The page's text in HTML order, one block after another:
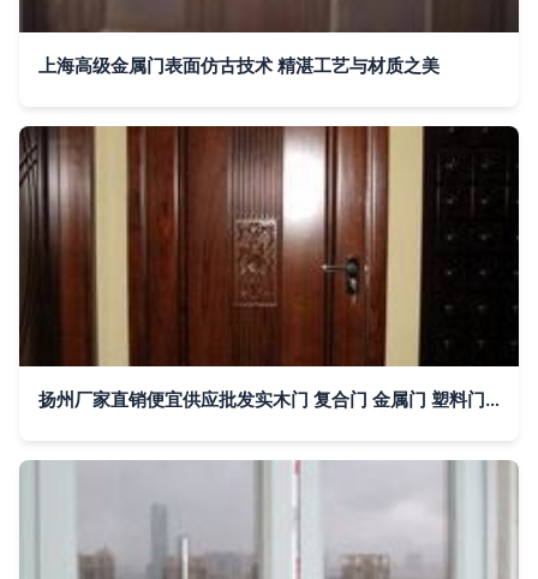
上海高级金属门表面仿古技术 精湛工艺与材质之美
扬州厂家直销便宜供应批发实木门 复合门 金属门 塑料门 玻璃门图片,扬州厂家直销便宜供应批发实木门 复合门 金属门 塑料门 玻璃门图片大全,扬州市维扬区安阳木制品厂-